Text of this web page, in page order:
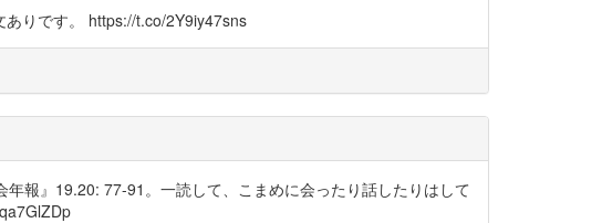
ありです。 https://t.co/2Y9iy47sns
報』19.20: 77-91。一読して、こまめに会ったり話したりはして